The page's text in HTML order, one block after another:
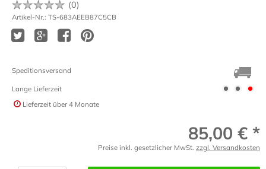
(0)
Artikel-Nr.: TS-683AEEB87C5CB
Speditionsversand
Lange Lieferzeit
Lieferzeit über 4 Monate
85,00 € *
Preise inkl. gesetzlicher MwSt. zzgl. Versandkosten